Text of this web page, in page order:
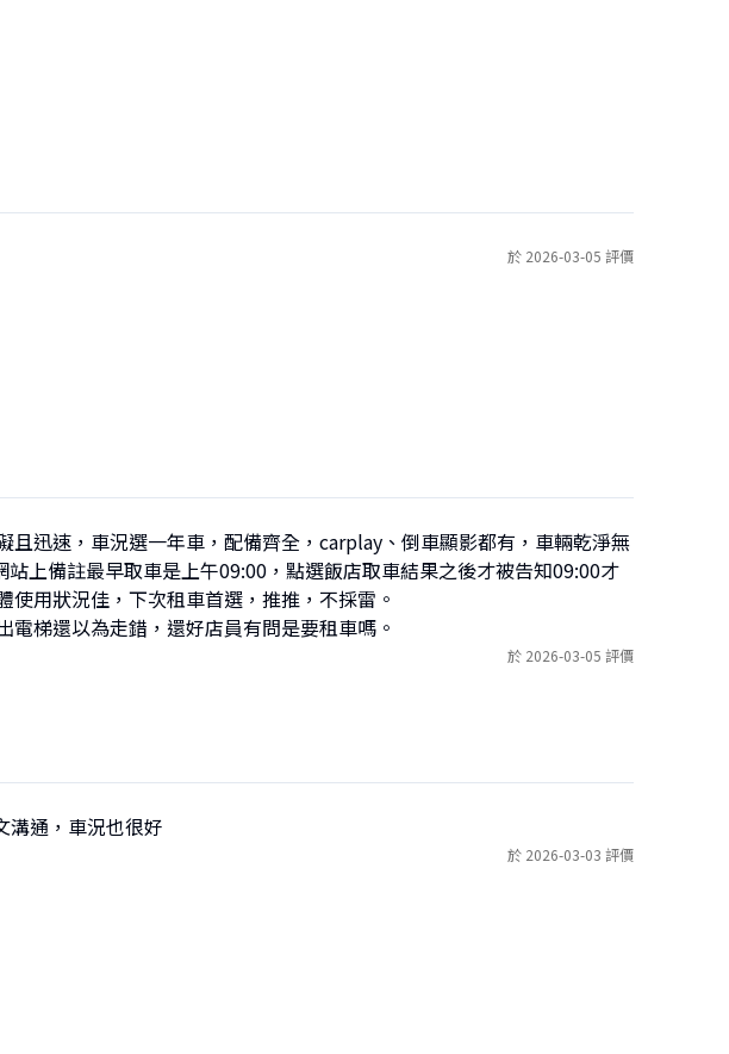
於 2026-03-05 評價
且迅速，車況選一年車，配備齊全，carplay、倒車顯影都有，車輛乾淨無
上備註最早取車是上午09:00，點選飯店取車結果之後才被告知09:00才
用狀況佳，下次租車首選，推推，不採雷。
梯還以為走錯，還好店員有問是要租車嗎。
於 2026-03-05 評價
溝通，車況也很好
於 2026-03-03 評價